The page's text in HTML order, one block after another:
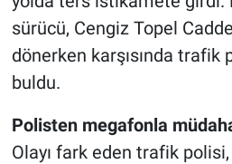
sürücü, Cengiz Topel
dönerken karşısında trafik
buldu.
Polisten megafonla
Olayı fark eden trafik